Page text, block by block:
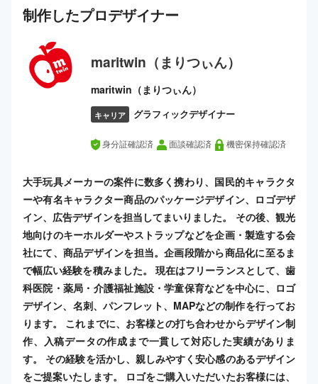
制作したプロデザイナー
maritwin（まりつぃん）
maritwin（まりつぃん）
キャリア グラフィックデザイナー
身分証確認済 面談確認済 機密保持確認済
大手玩具メーカーの案件に数多く携わり、国民的キャラクタ
ーや有名キャラクター商品のパッケージデザイン、ロゴデザ
イン、広告デザインを担当してまいりました。 その後、観光
地向けのキーホルダーやストラップなどを企画・製造する会
社にて、商品デザインを担当。企画段階から商品化に至るま
で幅広い経験を積みました。 現在はフリーランスとして、歯
科医院・薬局・介護福祉施設・学童保育などを中心に、ロゴ
デザイン、名刺、パンフレット、MAPなどの制作を行ってお
ります。 これまでに、お客様との打ち合わせからデザイン制
作、入稿データの作成まで一貫して対応した実績がありま
す。 その経験を活かし、親しみやすく安心感のあるデザイン
をご提案いたします。 ロゴをご購入いただいたお客様には、